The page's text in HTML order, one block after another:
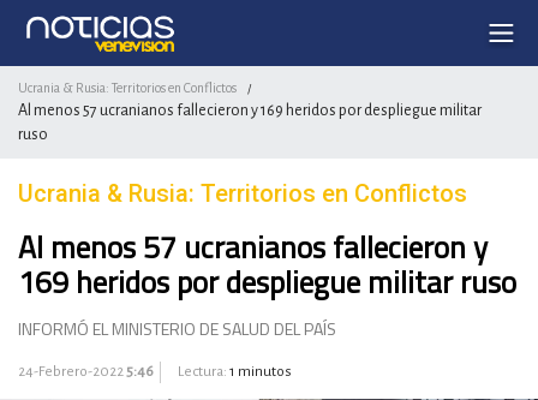
Ucrania & Rusia: Territorios en Conflictos /
Al menos 57 ucranianos fallecieron y 169 heridos por despliegue militar
ruso
Ucrania & Rusia: Territorios en Conflictos
Al menos 57 ucranianos fallecieron y
169 heridos por despliegue militar ruso
INFORMÓ EL MINISTERIO DE SALUD DEL PAÍS
24-Febrero-20225:46 Lectura: 1 minutos